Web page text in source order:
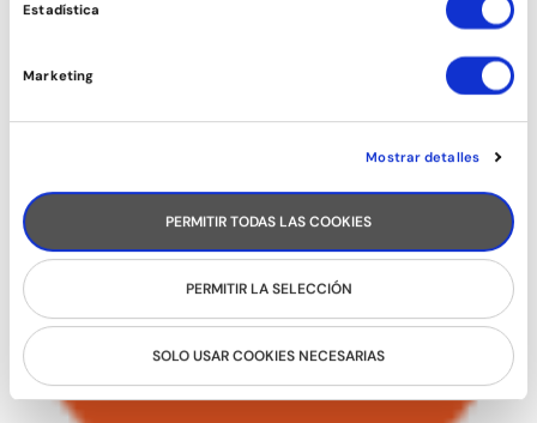
Estadística
Marketing
Mostrar detalles
PERMITIR TODAS LAS COOKIES
PERMITIR LA SELECCIÓN
SOLO USAR COOKIES NECESARIAS